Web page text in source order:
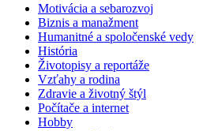
Motivácia a sebarozvoj
Biznis a manažment
Humanitné a spoločenské vedy
História
Životopisy a reportáže
Vzťahy a rodina
Zdravie a životný štýl
Počítače a internet
Hobby